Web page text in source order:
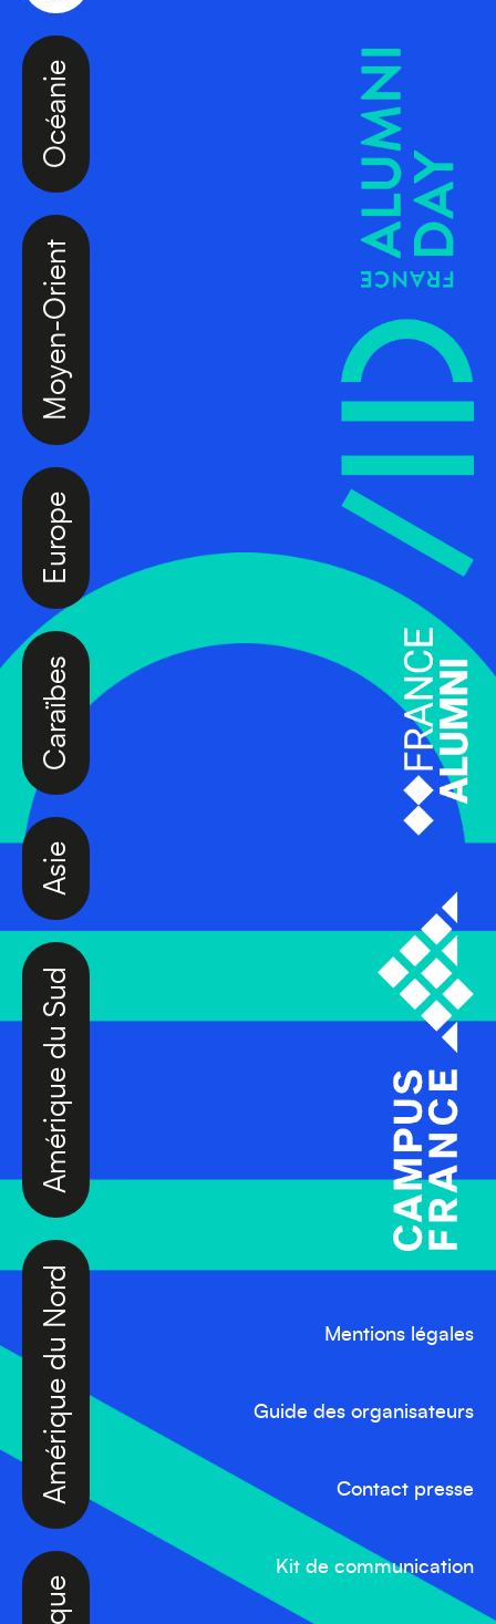
Afrique
Amérique du Nord
Amérique du Sud
Asie
Caraïbes
Europe
Moyen-Orient
Océanie
Mentions légales
Guide des organisateurs
Contact presse
Kit de communication